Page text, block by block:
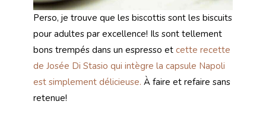
Perso, je trouve que les biscottis sont les biscuits
pour adultes par excellence! Ils sont tellement
bons trempés dans un espresso et cette recette
de Josée Di Stasio qui intègre la capsule Napoli
est simplement délicieuse. À faire et refaire sans
retenue!